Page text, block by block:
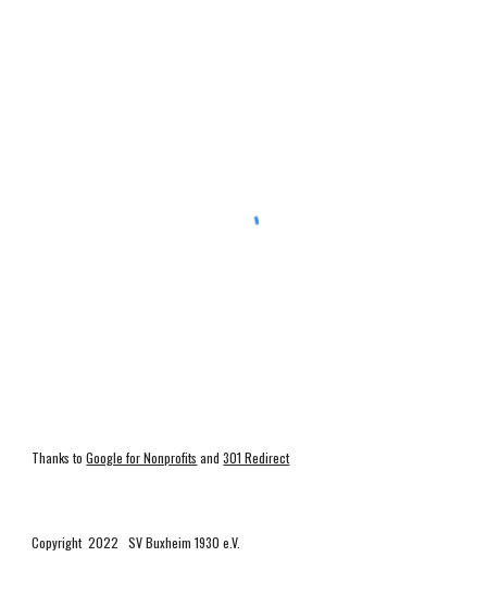
Thanks toGoogle for Nonprofits and301 Redirect
Copyright 2022 SV Buxheim 1930 e.V.